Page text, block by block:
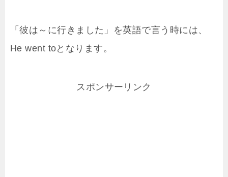
「彼は～に行きました」を英語で言う時には、
He went toとなります。
スポンサーリンク